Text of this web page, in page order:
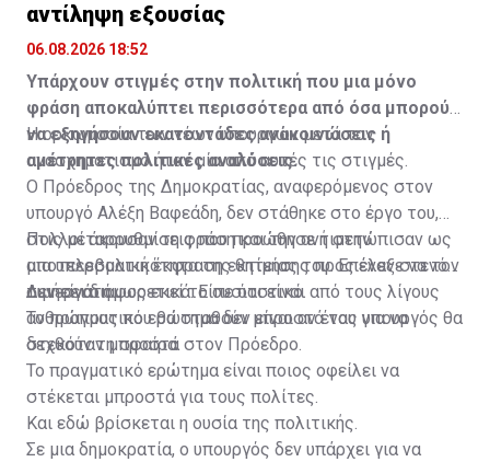
αντίληψη εξουσίας
06.08.2026 18:52
Υπάρχουν στιγμές στην πολιτική που μια μόνο
φράση αποκαλύπτει περισσότερα από όσα μπορούν
να εξηγήσουν εκατοντάδες ανακοινώσεις ή
αμέτρητες πολιτικές αναλύσεις.
Η ορκωμοσία των νέων υπουργών μετά τον
ανασχηματισμό ήταν μία από αυτές τις στιγμές.
Ο Πρόεδρος της Δημοκρατίας, αναφερόμενος στον
υπουργό Αλέξη Βαφεάδη, δεν στάθηκε στο έργο του,
στις μεταρρυθμίσεις που προώθησε ή στην
αποτελεσματικότητα της θητείας του. Επέλεξε να τον
τιμήσει διαφορετικά. Είπε ότι είναι από τους λίγους
ανθρώπους που θα σταθούν μπροστά του για να
δεχθούν τη σφαίρα.
Πολλοί άκουσαν τη φράση και την αντιμετώπισαν ως
μια υπερβολική έκφραση εκτίμησης προς έναν στενό
συνεργάτη.
Δεν είναι όμως εκεί το ουσιαστικό.
Το πραγματικό ερώτημα δεν είναι αν ένας υπουργός θα
στεκόταν μπροστά στον Πρόεδρο.
Το πραγματικό ερώτημα είναι ποιος οφείλει να
στέκεται μπροστά για τους πολίτες.
Και εδώ βρίσκεται η ουσία της πολιτικής.
Σε μια δημοκρατία, ο υπουργός δεν υπάρχει για να